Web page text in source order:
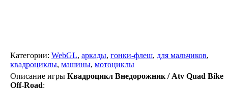
Категории: WebGL, аркады, гонки-флеш, для мальчиков,
квадроциклы, машины, мотоциклы
Описание игры Квадроцикл Внедорожник / Atv Quad Bike
Off-Road: